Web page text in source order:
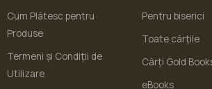
Cum Plătesc pentru
Produse
Termeni și Condiții de
Utilizare
Pentru biserici
Toate cărțile
Cărți Gold
eBooks